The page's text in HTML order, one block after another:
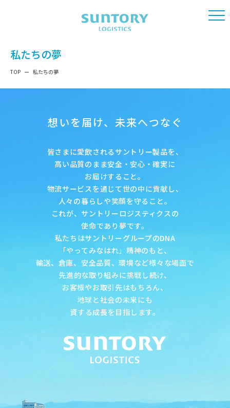
私たちの夢
TOP 私たちの夢
想いを届け、未来へつなぐ
皆さまに愛飲されるサントリー製品を、
高い品質のまま安全・安心・確実に
お届けすること。
物流サービスを通じて世の中に貢献し、
人々の暮らしや笑顔を守ること。
これが、サントリーロジスティクスの
使命であり夢です。
私たちはサントリーグループのDNA
「やってみなはれ」精神のもと、
輸送、倉庫、安全品質、環境など様々な場面で
先進的な取り組みに挑戦し続け、
お客様やお取引先はもちろん、
地球と社会の未来にも
資する成長を目指します。